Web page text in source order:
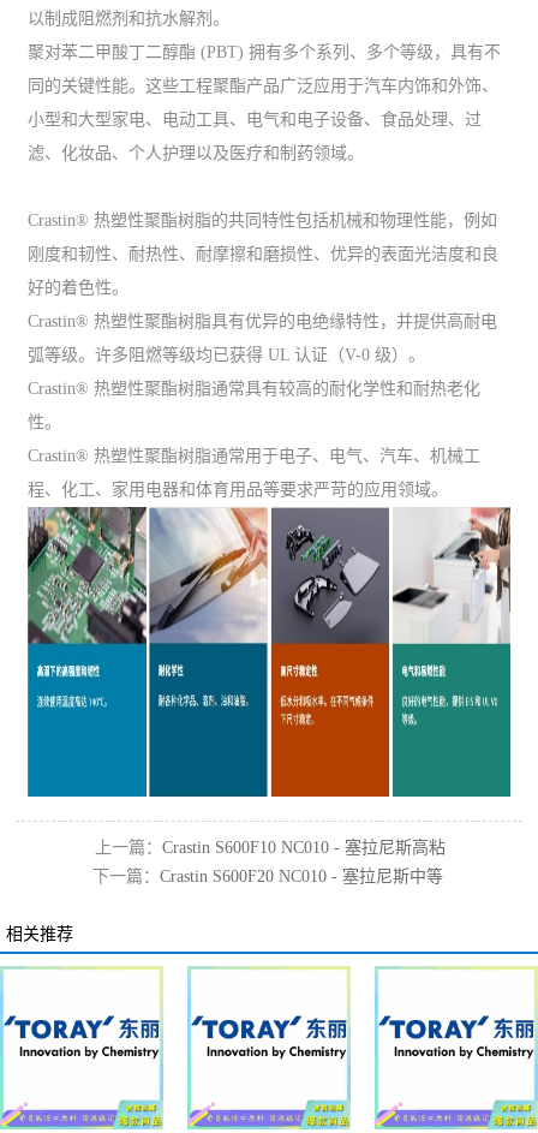
以制成阻燃剂和抗水解剂。
聚对苯二甲酸丁二醇酯 (PBT) 拥有多个系列、多个等级，具有不
同的关键性能。这些工程聚酯产品广泛应用于汽车内饰和外饰、
小型和大型家电、电动工具、电气和电子设备、食品处理、过
滤、化妆品、个人护理以及医疗和制药领域。
Crastin® 热塑性聚酯树脂的共同特性包括机械和物理性能，例如
刚度和韧性、耐热性、耐摩擦和磨损性、优异的表面光洁度和良
好的着色性。
Crastin® 热塑性聚酯树脂具有优异的电绝缘特性，并提供高耐电
弧等级。许多阻燃等级均已获得 UL 认证（V-0 级）。
Crastin® 热塑性聚酯树脂通常具有较高的耐化学性和耐热老化
性。
Crastin® 热塑性聚酯树脂通常用于电子、电气、汽车、机械工
程、化工、家用电器和体育用品等要求严苛的应用领域。
上一篇：Crastin S600F10 NC010 - 塞拉尼斯高粘
度pbt
下一篇： Crastin S600F20 NC010 - 塞拉尼斯中等
相关推荐